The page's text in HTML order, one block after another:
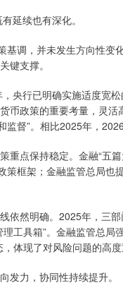
续也有深化。
调，并未发生方向性变
键支撑。
行已明确实施适度宽松
币政策的重要考量，灵
监督”。相比2025年，
点保持稳定。金融“五篇
策框架；金融监管总局
然明确。2025年，三部
工具箱”。金融监管总
体现了对风险问题的高度
力，协同性持续提升。